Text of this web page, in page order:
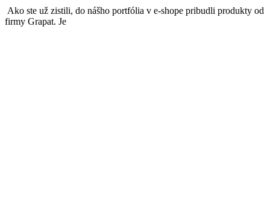
Ako ste už zistili, do nášho portfólia v e-shope pribudli produkty od
firmy Grapat. Je